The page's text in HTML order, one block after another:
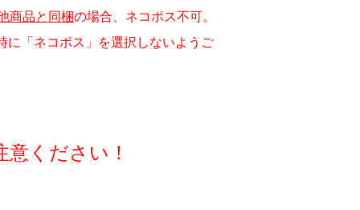
商品と同梱の場合、ネコポス不可。
「ネコポス」を選択しないようご
ください！